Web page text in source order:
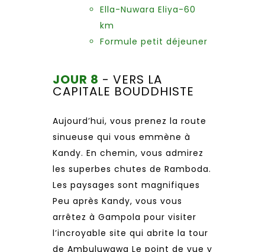
Ella-Nuwara Eliya-60
km
Formule petit déjeuner
JOUR 8 - VERS LA
CAPITALE BOUDDHISTE
Aujourd’hui, vous prenez la route
sinueuse qui vous emmène à
Kandy. En chemin, vous admirez
les superbes chutes de Ramboda.
Les paysages sont magnifiques
Peu après Kandy, vous vous
arrêtez à Gampola pour visiter
l’incroyable site qui abrite la tour
de Ambuluwawa Le point de vue y